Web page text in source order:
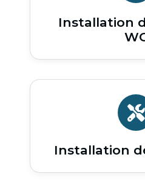
Installation
Installation